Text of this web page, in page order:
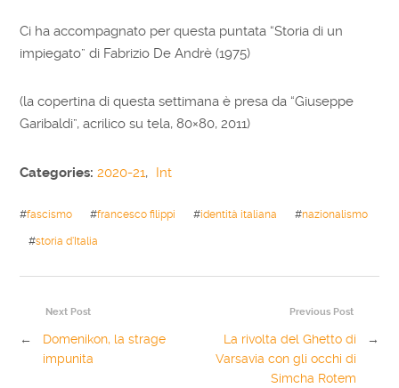
Ci ha accompagnato per questa puntata “Storia di un
impiegato” di Fabrizio De Andrè (1975)
(la copertina di questa settimana è presa da “Giuseppe
Garibaldi”, acrilico su tela, 80×80, 2011)
Categories:2020-21, Int
#fascismo #francesco filippi #identità italiana #nazionalismo
#storia d'Italia
Previous Post
La rivolta del Ghetto di
Varsavia con gli occhi di
Simcha Rotem
→
Next Post
←
Domenikon, la strage
impunita